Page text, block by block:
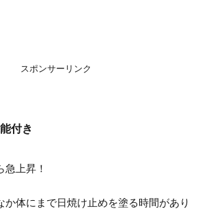
スポンサーリンク
付き
上昇！
か体にまで日焼け止めを塗る時間があり